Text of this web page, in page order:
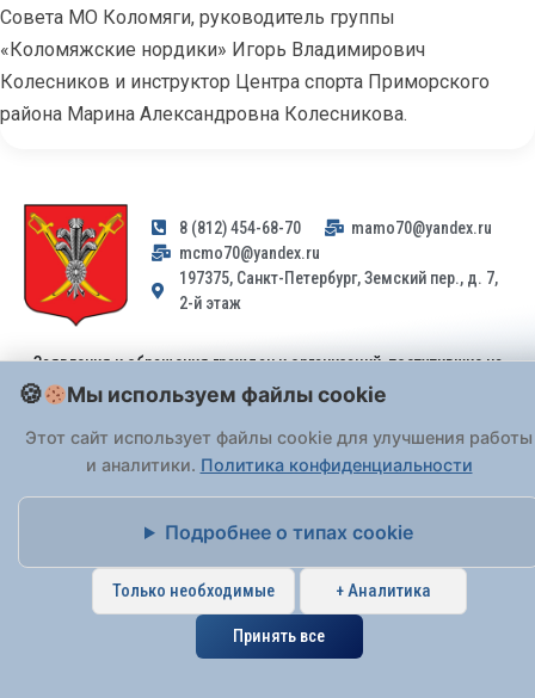
Совета МО Коломяги, руководитель группы
«Коломяжские нордики» Игорь Владимирович
Колесников и инструктор Центра спорта Приморского
района Марина Александровна Колесникова.
8 (812) 454-68-70
mamo70@yandex.ru
mcmo70@yandex.ru
197375, Санкт-Петербург, Земский пер., д. 7,
2-й этаж
Заявления и обращения граждан и организаций, поступившие на
адрес email, не могут быть рассмотрены на основании
Федерального закона от 02.05.2006 № 59-ФЗ
принимаются только: по почте, черезпортал «Госуслуги» (ЕПГУ)
или лично при предъявлении паспорта.
На Сайте действуетПолитика обработки персональных данных
Мы используем файлы cookie
Этот сайт использует файлы cookie для улучшения работы
и аналитики. Политика конфиденциальности
Подробнее о типах cookie
Только необходимые + Аналитика
Принять все